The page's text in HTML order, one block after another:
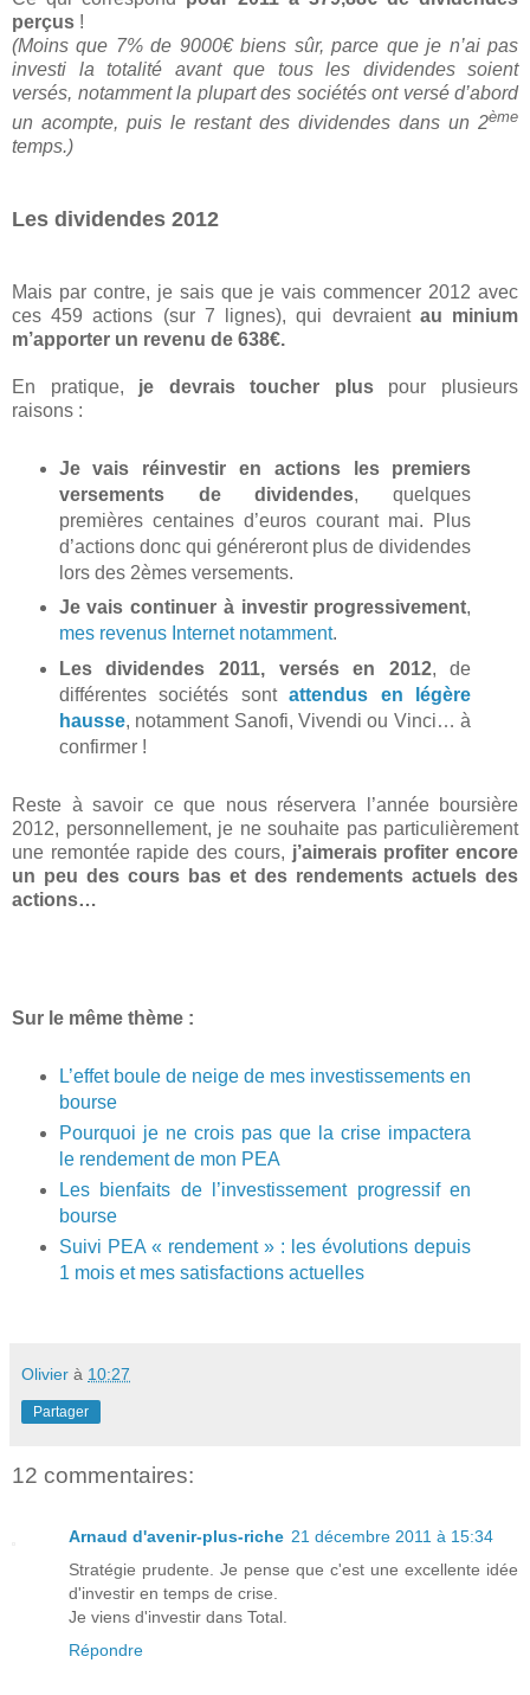
perçus !
(Moins que 7% de 9000€ biens sûr, parce que je n’ai pas
investi la totalité avant que tous les dividendes soient
versés, notamment la plupart des sociétés ont versé d’abord
un acompte, puis le restant des dividendes dans un 2ème
temps.)
Les dividendes 2012
Mais par contre, je sais que je vais commencer 2012 avec
ces 459 actions (sur 7 lignes), qui devraient au minium
m’apporter un revenu de 638€.
En pratique, je devrais toucher pluspour plusieurs
raisons :
Je vais réinvestir en actions les premiers
versements de dividendes, quelques
premières centaines d’euros courant mai. Plus
d’actions donc qui généreront plus de dividendes
lors des 2èmes versements.
Je vais continuer à investir progressivement,
mes revenus Internet notamment.
Les dividendes 2011, versés en 2012, de
différentes sociétés sontattendus en légère
hausse, notamment Sanofi, Vivendi ou Vinci… à
confirmer !
Reste à savoir ce que nous réservera l’année boursière
2012, personnellement, je ne souhaite pas particulièrement
une remontée rapide des cours, j’aimerais profiter encore
un peu des cours bas et des rendements actuels des
actions…
Sur le même thème :
L’effet boule de neige de mes investissements en
bourse
Pourquoi je ne crois pas que la crise impactera
le rendement de mon PEA
Les bienfaits de l’investissement progressif en
bourse
Suivi PEA « rendement » : les évolutions depuis
1 mois et mes satisfactions actuelles
Olivier à 10:27
Partager
12 commentaires:
Arnaud d'avenir-plus-riche 21 décembre 2011 à 15:34
Stratégie prudente. Je pense que c'est une excellente idée
d'investir en temps de crise.
Je viens d'investir dans Total.
Répondre